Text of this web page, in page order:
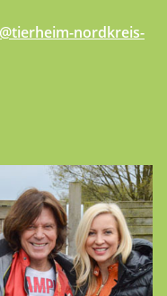
nordkreis-